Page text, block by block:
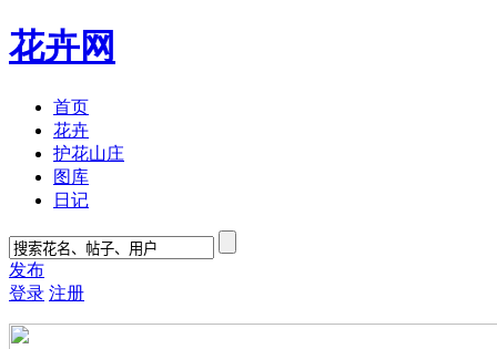
花卉网
首页
花卉
护花山庄
图库
日记
发布
登录 注册